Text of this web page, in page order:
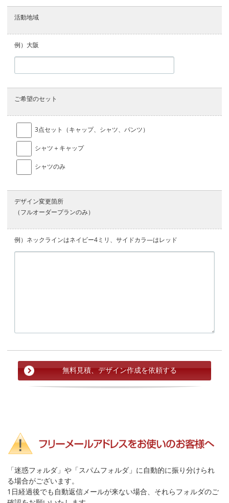
活動地域
例）大阪
ご希望のセット
3点セット（キャップ、シャツ、パンツ）
シャツ＋キャップ
シャツのみ
デザイン変更箇所
（フルオーダープランのみ）
例）ネックラインはネイビー4ミリ、サイドカラ―はレッド
「迷惑フォルダ」や「スパムフォルダ」に自動的に振り分けられ
る場合がございます。
1日経過後でも自動返信メールが来ない場合、それらフォルダのご